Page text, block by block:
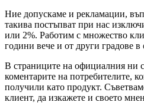
Ние допускаме и рекламации,
такива постъпват при нас
или 2%. Работим с множество
години вече и от други градове в
В страниците на официалния ни
коментарите на потребителите,
получили като продукт.
клиент, да изкажете и своето